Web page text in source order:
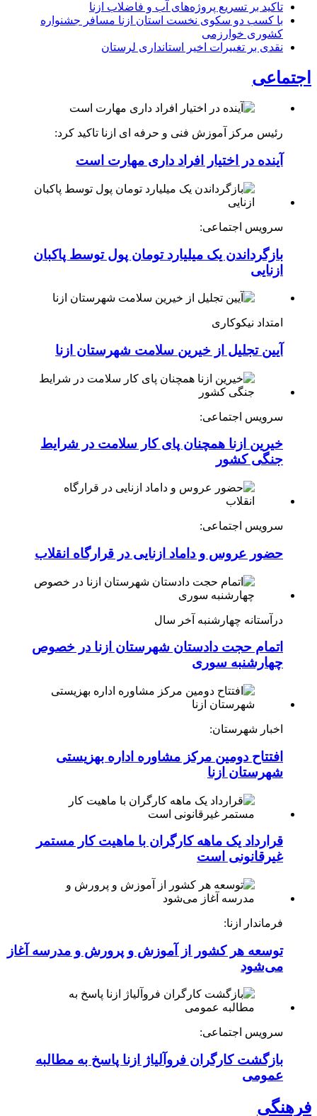
تاکید بر تسریع پروژه‌های آب و فاضلاب ازنا
با کسب دو سکوی نخست استان ازنا مسافر جشنواره
کشوری خوارزمی
نقدی بر تغییرات اخیر استانداری لرستان
اجتماعی
رئیس مرکز آموزش فنی و حرفه ای ازنا تاکید کرد:
آینده در اختیار افراد داری مهارت است
سرویس اجتماعی:
بازگرداندن یک میلیارد تومان پول توسط پاکبان
ازنایی
امتداد نیکوکاری
آیین تجلیل از خیرین سلامت شهرستان ازنا
سرویس اجتماعی:
خیرین ازنا همچنان پای کار سلامت در شرایط
جنگی کشور
سرویس اجتماعی:
حضور عروس و داماد ازنایی در قرارگاه انقلاب
درآستانه چهارشنبه آخر سال
اتمام حجت دادستان شهرستان ازنا در خصوص
چهارشنبه ‌سوری
اخبار شهرستان:
افتتاح دومین مرکز مشاوره اداره بهزیستی
شهرستان ازنا
قرارداد یک ماهه کارگران با ماهیت کار مستمر
غیرقانونی است
فرماندار ازنا:
توسعه هر کشور از آموزش و پرورش و مدرسه آغاز
می‌شود
سرویس اجتماعی:
بازگشت کارگران فروآلیاژ ازنا پاسخ به مطالبه
عمومی
فرهنگی